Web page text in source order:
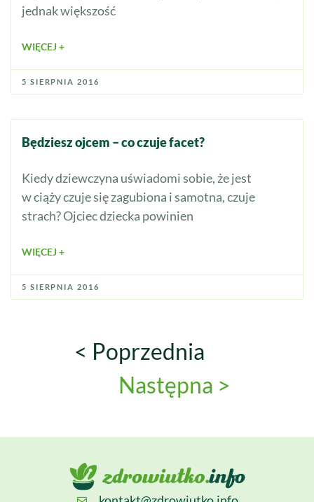
jednak większość
WIĘCEJ +
5 SIERPNIA 2016
Będziesz ojcem – co czuje facet?
Kiedy dziewczyna uświadomi sobie, że jest
w ciąży czuje się zagubiona i samotna, czuje
strach? Ojciec dziecka powinien
WIĘCEJ +
5 SIERPNIA 2016
< Poprzednia
Następna >